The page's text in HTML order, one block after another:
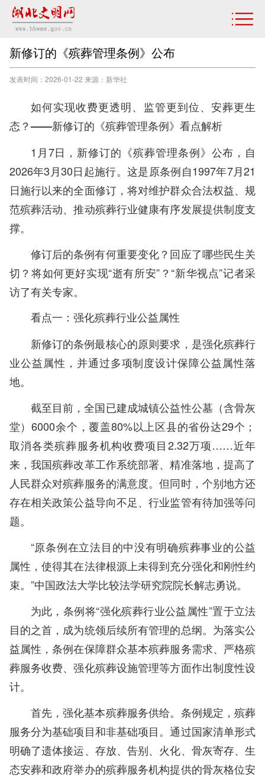
新修订的《殡葬管理条例》公布
发表时间：2026-01-22 来源：新华社
如何实现收费更透明、监管更到位、安葬更生
态？——新修订的《殡葬管理条例》看点解析
1月7日，新修订的《殡葬管理条例》公布，自
2026年3月30日起施行。这是原条例自1997年7月21
日施行以来的全面修订，将对维护群众合法权益、规
范殡葬活动、推动殡葬行业健康有序发展提供制度支
撑。
修订后的条例有何重要变化？回应了哪些民生关
切？将如何更好实现“逝有所安”？“新华视点”记者采
访了有关专家。
看点一：强化殡葬行业公益属性
新修订的条例最核心的原则要求，是强化殡葬行
业公益属性，并通过多项制度设计保障公益属性落
地。
截至目前，全国已建成城镇公益性公墓（含骨灰
堂）6000余个，覆盖80%以上区县的省份达29个；
取消各类殡葬服务机构收费项目2.32万项……近年
来，我国殡葬改革工作系统部署、精准落地，提高了
人民群众对殡葬服务的满意度。但同时，个别地方还
存在相关政策公益导向不足、行业监管有待加强等问
题。
“原条例在立法目的中没有明确殡葬事业的公益
属性，使得其在法律根源上未得到充分强化和刚性约
束。”中国政法大学比较法学研究院院长解志勇说。
为此，条例将“强化殡葬行业公益属性”置于立法
目的之首，成为统领后续所有管理的总纲。为落实公
益属性，条例在保障群众基本殡葬服务需求、严格殡
葬服务收费、强化殡葬设施管理等方面作出制度性设
计。
首先，强化基本殡葬服务供给。条例规定，殡葬
服务分为基础项目和非基础项目。通过国家清单形式
明确了遗体接运、存放、告别、火化、骨灰寄存、生
态安葬和政府举办的殡葬服务机构提供的骨灰格位安